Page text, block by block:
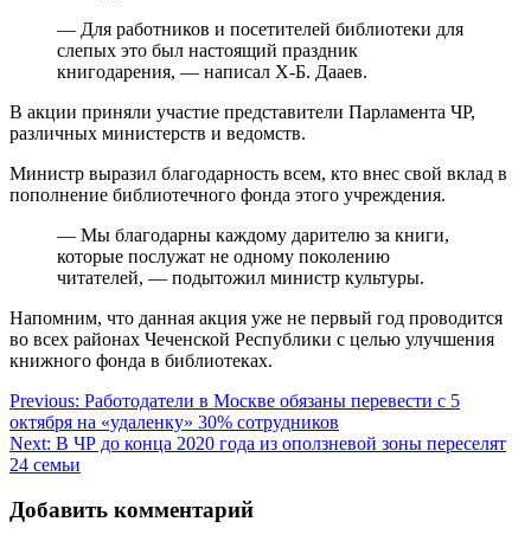
— Для работников и посетителей библиотеки для
слепых это был настоящий праздник
книгодарения, — написал Х-Б. Дааев.
В акции приняли участие представители Парламента ЧР,
различных министерств и ведомств.
Министр выразил благодарность всем, кто внес свой вклад в
пополнение библиотечного фонда этого учреждения.
— Мы благодарны каждому дарителю за книги,
которые послужат не одному поколению
читателей, — подытожил министр культуры.
Напомним, что данная акция уже не первый год проводится
во всех районах Чеченской Республики с целью улучшения
книжного фонда в библиотеках.
Навигация
по
записям
Previous: Работодатели в Москве обязаны перевести с 5
октября на «удаленку» 30% сотрудников
Next: В ЧР до конца 2020 года из оползневой зоны переселят
24 семьи
Добавить комментарий